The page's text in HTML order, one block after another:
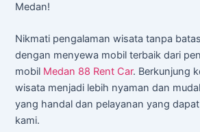
Medan!
Nikmati pengalaman wisata tanpa
dengan menyewa mobil terbaik dari
mobil Medan 88 Rent Car. Berkunjung
wisata menjadi lebih nyaman dan
yang handal dan pelayanan yang
kami.